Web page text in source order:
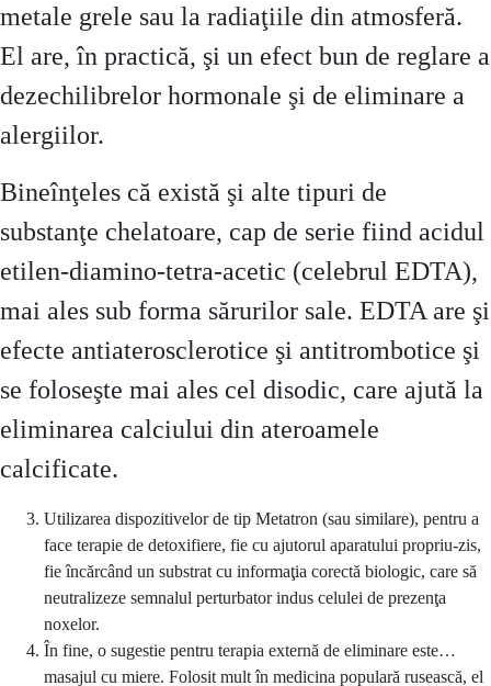
metale grele sau la radiaţiile din atmosferă.
El are, în practică, şi un efect bun de reglare a
dezechilibrelor hormonale şi de eliminare a
alergiilor.
Bineînţeles că există şi alte tipuri de
substanţe chelatoare, cap de serie fiind acidul
etilen-diamino-tetra-acetic (celebrul EDTA),
mai ales sub forma sărurilor sale. EDTA are şi
efecte antiaterosclerotice şi antitrombotice şi
se foloseşte mai ales cel disodic, care ajută la
eliminarea calciului din ateroamele
calcificate.
Utilizarea dispozitivelor de tip Metatron (sau similare), pentru a
face terapie de detoxifiere, fie cu ajutorul aparatului propriu-zis,
fie încărcând un substrat cu informaţia corectă biologic, care să
neutralizeze semnalul perturbator indus celulei de prezenţa
noxelor.
În fine, o sugestie pentru terapia externă de eliminare este…
masajul cu miere. Folosit mult în medicina populară rusească, el